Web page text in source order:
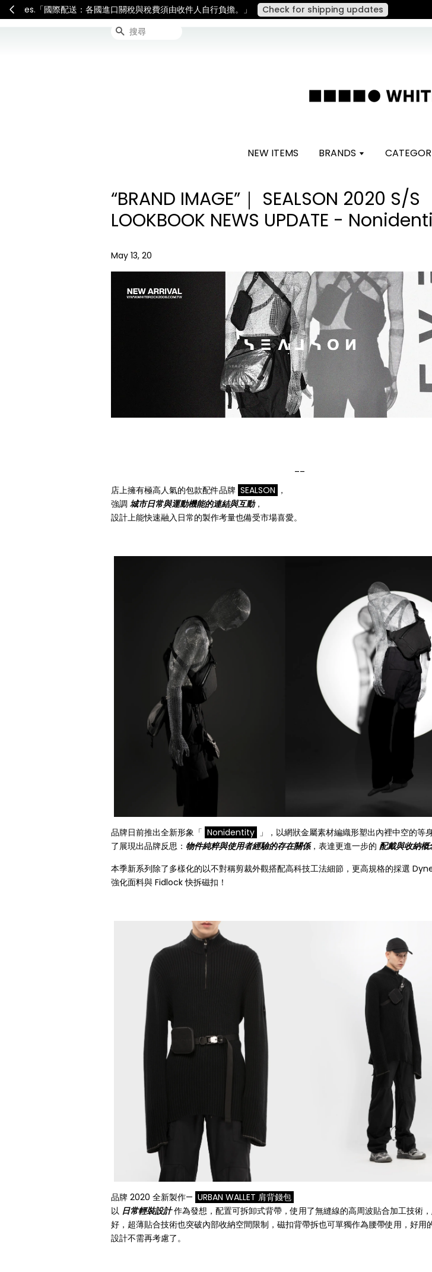
連假期間宅配服務將暫停配送。 如遇假日、天災或其他不可抗力因素，出貨
搜尋
NEW ITEMS BRANDS
“BRAND IMAGE”｜ SEALSON 2020 S/S
LOOKBOOK NEWS UPDATE -
May 13, 20
店上擁有極高人氣的包款配件品牌 SEALSON ，
強調 城市日常與運動機能的連結與互動，
設計上能快速融入日常的製作考量也備受市場喜愛。
品牌日前推出全新形象「 Nonidentity 」，以網狀金屬素材編織形塑出內裡中空的等
了展現出品牌反思： 物件純粹與使用者經驗的存在關係，表達更進一步的 配戴與收納概
本季新系列除了多樣化的以不對稱剪裁外觀搭配高科技工法細節，更高規格的採選
強化面料與 Fidlock 快拆磁扣！
品牌 2020 全新製作— URBAN WALLET 肩背錢包
以 日常輕裝設計作為發想，配置可拆卸式背帶，使用了無縫線的高周波貼合加工技術，
好，超薄貼合技術也突破內部收納空間限制，磁扣背帶拆也可單獨作為腰帶使用，好用
設計不需再考慮了。